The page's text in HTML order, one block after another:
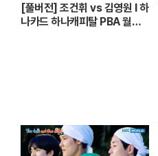
[풀버전] 조건휘 vs 김영원 I 하
나카드 하나캐피탈 PBA 월드